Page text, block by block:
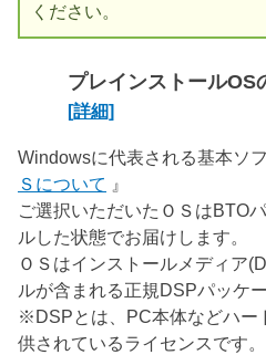
ください。
プレインストール
[詳細]
Windowsに代表される基本ソ
Ｓについて 』
ご選択いただいたＯＳはBTO
ルした状態でお届けします。
ＯＳはインストールメディア
ルが含まれる正規DSPパッケ
※DSPとは、PC本体などハー
供されているライセンスです。